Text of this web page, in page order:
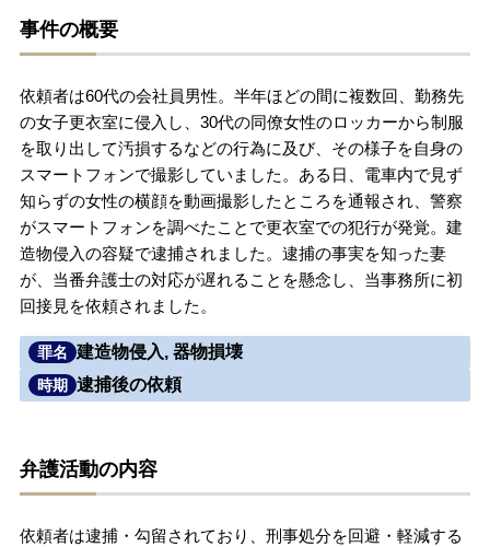
解決実績
ご依頼者からのお手紙
無料相談の口コミ評判
刑事事件について知りたい方
事件の概要
依頼者は60代の会社員男性。半年ほどの間に複数回、勤務先
の女子更衣室に侵入し、30代の同僚女性のロッカーから制服
を取り出して汚損するなどの行為に及び、その様子を自身の
スマートフォンで撮影していました。ある日、電車内で見ず
知らずの女性の横顔を動画撮影したところを通報され、警察
がスマートフォンを調べたことで更衣室での犯行が発覚。建
造物侵入の容疑で逮捕されました。逮捕の事実を知った妻
が、当番弁護士の対応が遅れることを懸念し、当事務所に初
回接見を依頼されました。
罪名 建造物侵入, 器物損壊
時期 逮捕後の依頼
弁護活動の内容
依頼者は逮捕・勾留されており、刑事処分を回避・軽減する